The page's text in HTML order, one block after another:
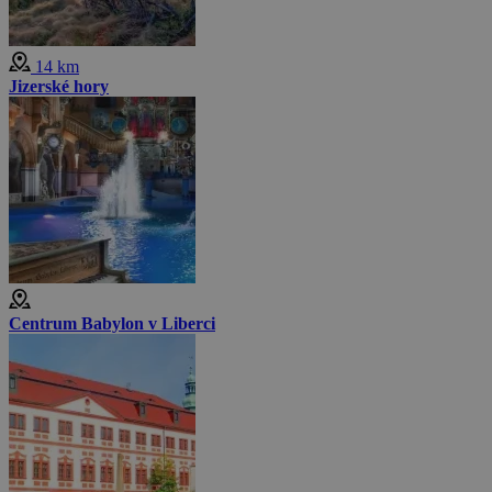
14 km
Jizerské hory
Centrum Babylon v Liberci